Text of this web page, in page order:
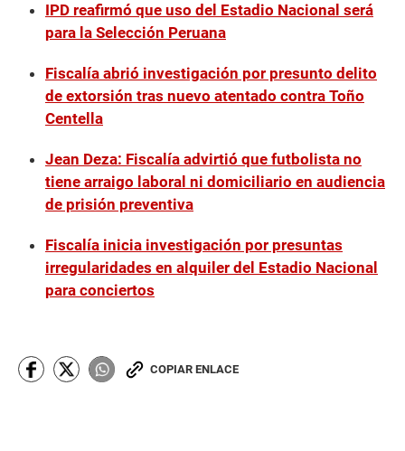
IPD reafirmó que uso del Estadio Nacional será
para la Selección Peruana
Fiscalía abrió investigación por presunto delito
de extorsión tras nuevo atentado contra Toño
Centella
Jean Deza: Fiscalía advirtió que futbolista no
tiene arraigo laboral ni domiciliario en audiencia
de prisión preventiva
Fiscalía inicia investigación por presuntas
irregularidades en alquiler del Estadio Nacional
para conciertos
COPIAR ENLACE